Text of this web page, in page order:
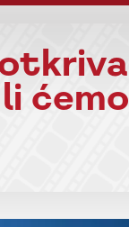
otkriva
ćemo